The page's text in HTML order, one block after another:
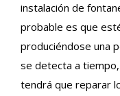
instalación de
probable es que
produciéndose una
se detecta a
tendrá que reparar